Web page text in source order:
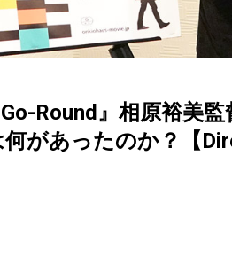
Go-Round』相原裕美
があったのか？【